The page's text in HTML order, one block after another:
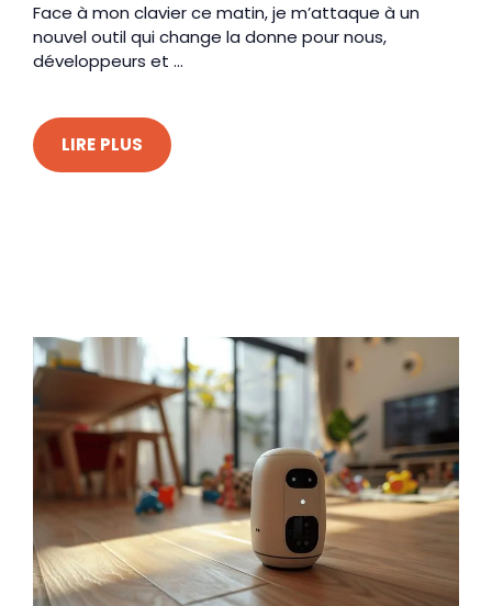
Face à mon clavier ce matin, je m’attaque à un
nouvel outil qui change la donne pour nous,
développeurs et ...
LIRE PLUS